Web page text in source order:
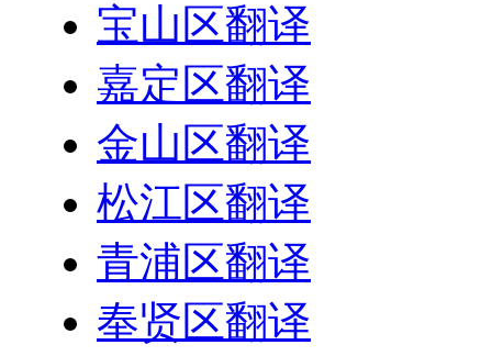
宝山区翻译
嘉定区翻译
金山区翻译
松江区翻译
青浦区翻译
奉贤区翻译